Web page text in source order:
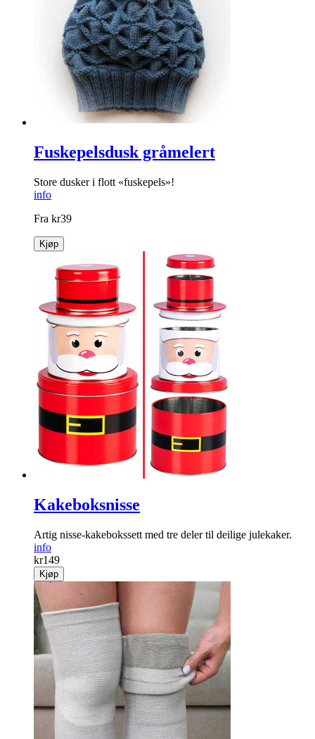
Fuskepelsdusk gråmelert
Store dusker i flott «fuskepels»!
info
Fra kr39
Kjøp
Kakeboksnisse
Artig nisse-kakebokssett med tre deler til deilige jule­kaker.
info
kr149
Kjøp